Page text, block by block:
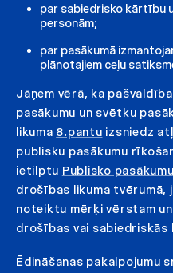
par sabiedrisko kārtību
personām;
par pasākumā
plānotajiem ceļu
Jāņem vērā, ka
pasākumu un svētku
likuma 8.pantu izsniedz
publisku pasākumu
ietilptu Publisko
drošības likuma tvērumā,
noteiktu mērķi vērstam
drošības vai
Ēdināšanas pakalpojumu